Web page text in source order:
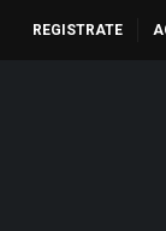
REGISTRATE